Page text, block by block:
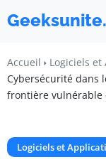
Accueil
Logiciels
Cybersécurité dans
frontière vulnérable
Logiciels et